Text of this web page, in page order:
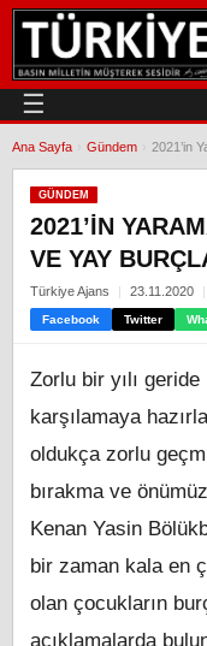
☰
Ana Sayfa Gündem 2021’in
GÜNDEM
2021’IN
VE YAY
Türkiye Ajans 23.11.2020
Facebook Twitter
Zorlu bir yılı
karşılamaya
oldukça zorlu
bırakma ve
Kenan Yasin
bir zaman kala en
olan çocukların
açıklamalarda